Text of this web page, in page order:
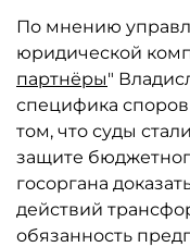
По мнению
юридической
партнёры"
специфика споров
том, что суды
защите
госоргана
действий
обязанность